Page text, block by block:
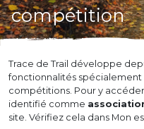
compétition
Trace de Trail développe
fonctionnalités spécialement
compétitions. Pour y
identifié comme
site. Vérifiez cela dans Mon